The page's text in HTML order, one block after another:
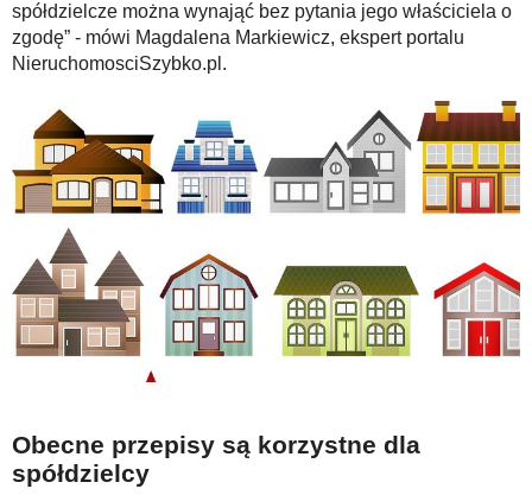
spółdzielcze można wynająć bez pytania jego właściciela o
zgodę” - mówi Magdalena Markiewicz, ekspert portalu
NieruchomosciSzybko.pl.
Obecne przepisy są korzystne dla
spółdzielcy